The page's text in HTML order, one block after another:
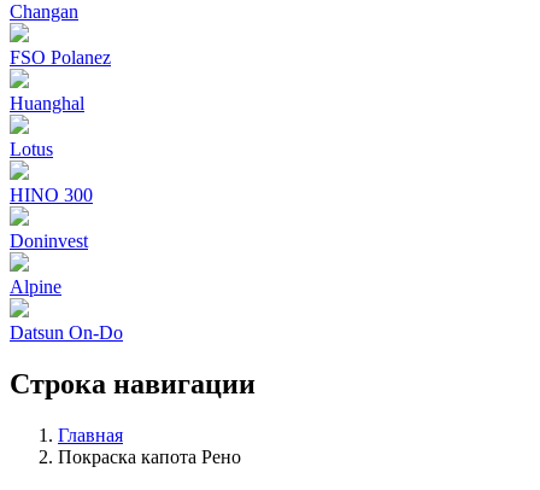
Changan
FSO Polanez
Huanghal
Lotus
HINO 300
Doninvest
Alpine
Datsun On-Do
Строка навигации
Главная
Покраска капота Рено